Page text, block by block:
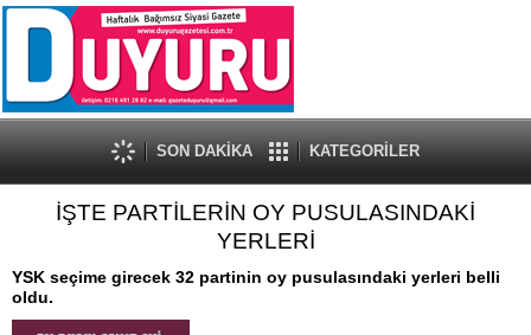
SON DAKİKA KATEGORİLER
İŞTE PARTİLERİN OY PUSULASINDAKİ
YERLERİ
YSK seçime girecek 32 partinin oy pusulasındaki yerleri belli
oldu.